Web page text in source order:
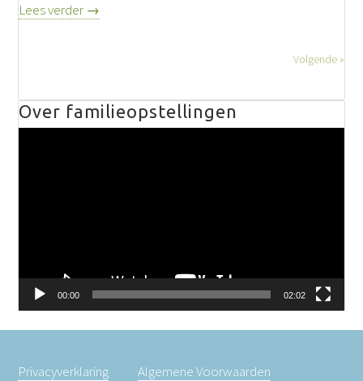
Lees verder →
Volgende »
Over familieopstellingen
00:00 02:02
Privacyverklaring Algemene Voorwaarden